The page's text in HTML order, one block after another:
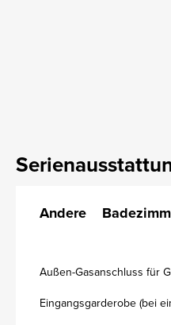
Andere
Außen-Gasanschluss für
Eingangsgarderobe (bei